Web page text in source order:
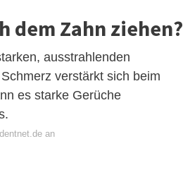
dem Zahn ziehen?
ausstrahlenden
verstärkt sich beim
es starke Gerüche
an